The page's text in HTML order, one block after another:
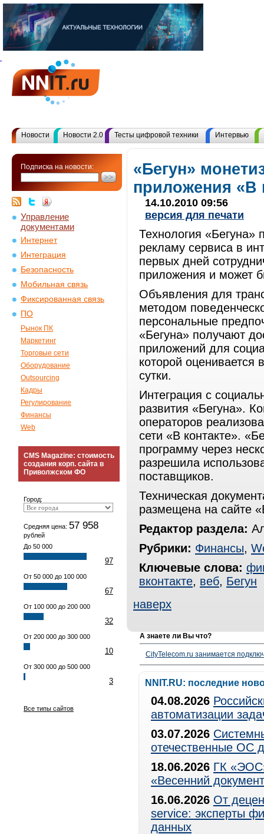
Новости Новости 2.0 Тесты цифровой техники Интервью
Подписка на новости:
Управление
документами
Интернет
Интеграция
Безопасность
Мобильная связь
Фиксированная связь
ПО
Рынок ПК
Маркетинг
Торговые сети
Оборудование
Outsourcing
Кадры
Регулирование
Финансы
Web
CMS Magazine: стоимость
создания корп. сайта в
Приволжском ФО
Город:
Средняя цена: 57 958
рублей
До 50 000
97
От 50 000 до 100 000
67
От 100 000 до 200 000
32
От 200 000 до 300 000
10
От 300 000 до 500 000
3
Все типы сайтов
«Бегун»
приложения «В
14.10.2010 09:56
версия для печати
Технология «Бегуна»
рекламу сервиса в
первых дней
приложения и может
Объявления для
методом
персональные
«Бегуна» получают
приложений для
которой оценивается
сутки.
Интеграция с
развития «Бегуна».
операторов
сети «В контакте».
программу через
разрешила
поставщиков.
Техническая
размещена на сайте
Редактор раздела:
Рубрики: Финансы,
Ключевые слова:
вконтакте, веб, Бегун
наверх
А знаете ли Вы что?
CityTelecom.ru занимается
NNIT.RU: последние
04.08.2026
автоматизации
03.07.2026
отечественные ОС
18.06.2026 ГК
«Весенний
16.06.2026 От
service: эксперты
данных